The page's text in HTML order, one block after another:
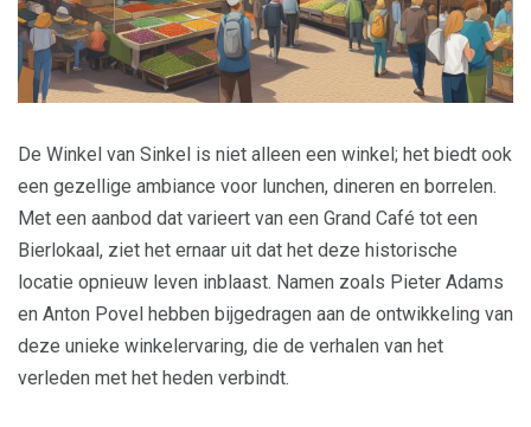
De Winkel van Sinkel is niet alleen een winkel; het biedt ook
een gezellige ambiance voor lunchen, dineren en borrelen.
Met een aanbod dat varieert van een Grand Café tot een
Bierlokaal, ziet het ernaar uit dat het deze historische
locatie opnieuw leven inblaast. Namen zoals Pieter Adams
en Anton Povel hebben bijgedragen aan de ontwikkeling van
deze unieke winkelervaring, die de verhalen van het
verleden met het heden verbindt.